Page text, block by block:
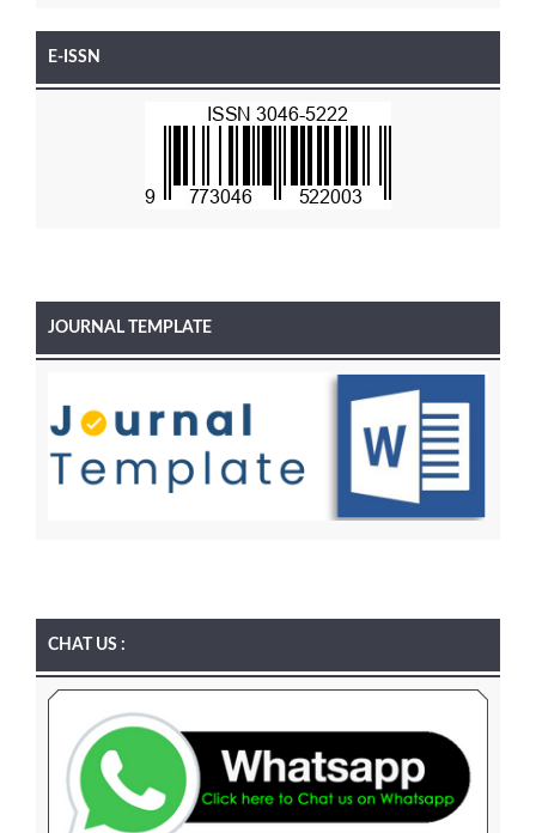
E-ISSN
JOURNAL TEMPLATE
CHAT US :